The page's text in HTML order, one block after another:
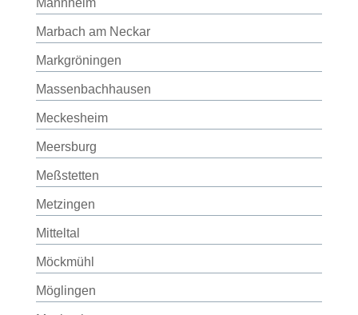
Mannheim
Marbach am Neckar
Markgröningen
Massenbachhausen
Meckesheim
Meersburg
Meßstetten
Metzingen
Mitteltal
Möckmühl
Möglingen